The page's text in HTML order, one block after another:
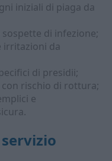
iniziali di piaga da
di infezione;
irritazioni da
di presidii;
con rischio di rottura;
e